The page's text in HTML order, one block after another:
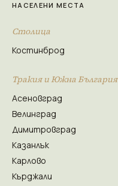
НАСЕЛЕНИ МЕСТА
Столица
Костинброд
Тракия и Южна България
Асеновград
Велинград
Димитровград
Казанлък
Карлово
Кърджали